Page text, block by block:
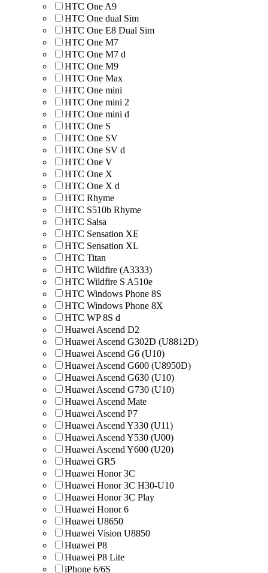
HTC One A9
HTC One dual Sim
HTC One E8 Dual Sim
HTC One M7
HTC One M7 d
HTC One M9
HTC One Max
HTC One mini
HTC One mini 2
HTC One mini d
HTC One S
HTC One SV
HTC One SV d
HTC One V
HTC One X
HTC One X d
HTC Rhyme
HTC S510b Rhyme
HTC Salsa
HTC Sensation XE
HTC Sensation XL
HTC Titan
HTC Wildfire (A3333)
HTC Wildfire S A510e
HTC Windows Phone 8S
HTC Windows Phone 8X
HTC WP 8S d
Huawei Ascend D2
Huawei Ascend G302D (U8812D)
Huawei Ascend G6 (U10)
Huawei Ascend G600 (U8950D)
Huawei Ascend G630 (U10)
Huawei Ascend G730 (U10)
Huawei Ascend Mate
Huawei Ascend P7
Huawei Ascend Y330 (U11)
Huawei Ascend Y530 (U00)
Huawei Ascend Y600 (U20)
Huawei GR5
Huawei Honor 3C
Huawei Honor 3C H30-U10
Huawei Honor 3C Play
Huawei Honor 6
Huawei U8650
Huawei Vision U8850
Huawei Р8
Huawei Р8 Lite
iPhone 6/6S